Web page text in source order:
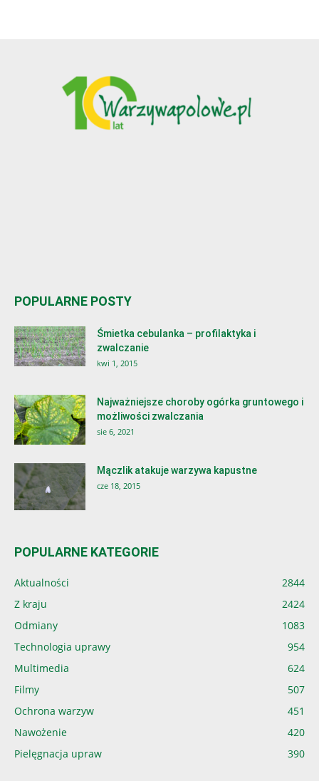
POPULARNE POSTY
Śmietka cebulanka – profilaktyka i
zwalczanie
kwi 1, 2015
Najważniejsze choroby ogórka gruntowego i
możliwości zwalczania
sie 6, 2021
Mączlik atakuje warzywa kapustne
cze 18, 2015
POPULARNE KATEGORIE
Aktualności
2844
Z kraju
2424
Odmiany
1083
Technologia uprawy
954
Multimedia
624
Filmy
507
Ochrona warzyw
451
Nawożenie
420
Pielęgnacja upraw
390